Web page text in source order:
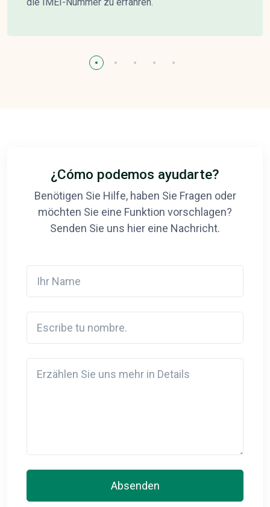
¿Cómo podemos ayudarte?
Benötigen Sie Hilfe, haben Sie Fragen oder
möchten Sie eine Funktion vorschlagen?
Senden Sie uns hier eine Nachricht.
Absenden